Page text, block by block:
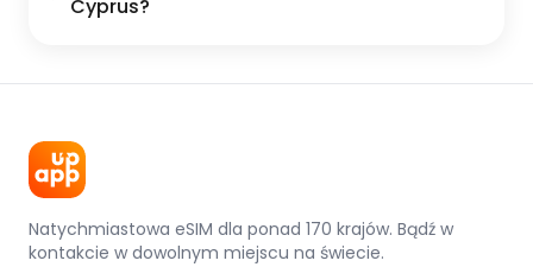
Cyprus?
Natychmiastowa eSIM dla ponad 170 krajów. Bądź w
kontakcie w dowolnym miejscu na świecie.